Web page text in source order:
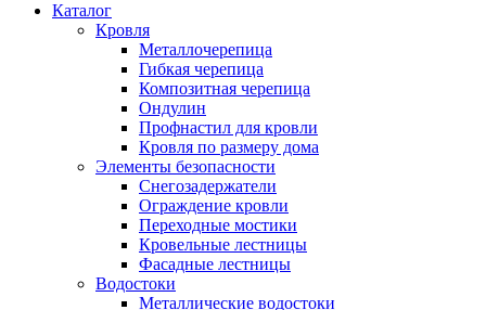
Каталог
Кровля
Металлочерепица
Гибкая черепица
Композитная черепица
Ондулин
Профнастил для кровли
Кровля по размеру дома
Элементы безопасности
Снегозадержатели
Ограждение кровли
Переходные мостики
Кровельные лестницы
Фасадные лестницы
Водостоки
Металлические водостоки